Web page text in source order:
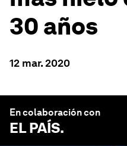
30 años
12 mar. 2020
En colaboración con
EL PAÍS.